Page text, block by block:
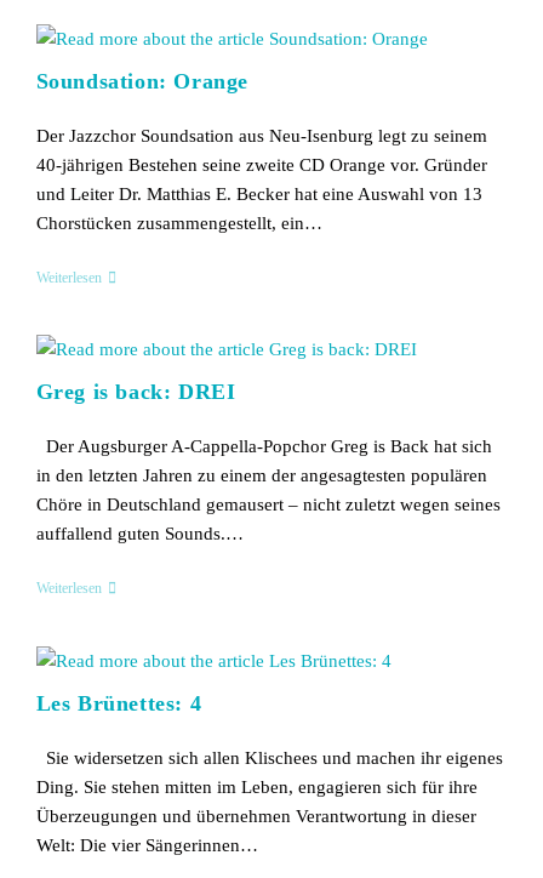
I
II
Soundsation: Orange
Der Jazzchor Soundsation aus Neu-Isenburg legt zu seinem
40-jährigen Bestehen seine zweite CD Orange vor. Gründer
und Leiter Dr. Matthias E. Becker hat eine Auswahl von 13
Chorstücken zusammengestellt, ein…
WeiterlesenSoundsation:
Greg is back: DREI
Der Augsburger A-Cappella-Popchor Greg is Back hat sich
in den letzten Jahren zu einem der angesagtesten populären
Chöre in Deutschland gemausert – nicht zuletzt wegen seines
auffallend guten Sounds.…
WeiterlesenGreg
Les Brünettes: 4
Sie widersetzen sich allen Klischees und machen ihr eigenes
Ding. Sie stehen mitten im Leben, engagieren sich für ihre
Überzeugungen und übernehmen Verantwortung in dieser
Welt: Die vier Sängerinnen…